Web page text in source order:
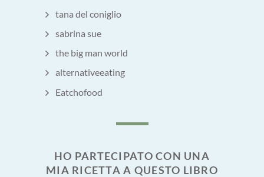
tana del coniglio
sabrina sue
the big man world
alternativeeating
Eatchofood
HO PARTECIPATO CON UNA
MIA RICETTA A QUESTO LIBRO